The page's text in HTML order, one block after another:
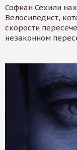
Софиан Сехили
Велосипедист,
скорости
незаконном